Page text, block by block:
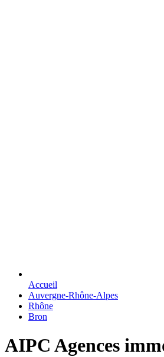
Accueil
Auvergne-Rhône-Alpes
Rhône
Bron
AIPC Agences